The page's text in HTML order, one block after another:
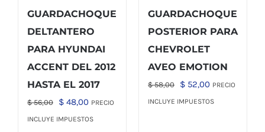
GUARDACHOQUE
DELTANTERO
PARA HYUNDAI
ACCENT DEL 2012
HASTA EL 2017
$56,00
El
precio
$ 48,00El
precio
PRECIO
INCLUYE IMPUESTOS
GUARDACHOQUE
POSTERIOR PARA
CHEVROLET
AVEO EMOTION
$58,00
El
precio
$ 52,00El
precio
PRECIO
INCLUYE IMPUESTOS